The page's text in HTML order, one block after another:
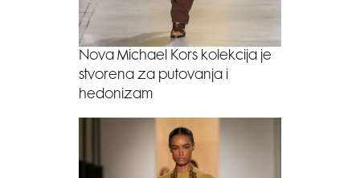
Nova Michael Kors kolekcija je
stvorena za putovanja i
hedonizam